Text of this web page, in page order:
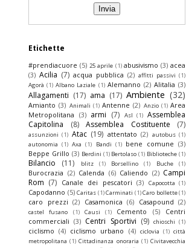
Etichette
#prendiacuore (5) 25 aprile (1) abusivismo (3) acea
(3) Acilia (7) acqua pubblica (2) affitti passivi (1)
Agorà (1) Albano Laziale (1) Alemanno (2) Alitalia (3)
Allagamenti (17) ama (17) Ambiente (32)
Amianto (3) Animali (1) Antenne (2) Anzio (1) Area
Metropolitana (3) armi (7) Asl (1) Assemblea
Capitolina
(8) Assemblea Costituente (7)
assunzioni (1) Atac (19) attentato (2) autobus (1)
autonomia (1) Axa (1) Bandi (1) bene comune (3)
Beppe Grillo (3) Berdini (1) Bertolaso (1) Biblioteche (1)
Bilancio (11) blitz (1) Borsellino (1) Buche (1)
Burocrazia (2) Calenda (6) Caliendo (2) Campi
Rom (7) Canale dei pescatori (3) Capocotta (1)
Capodanno (5) Caritas (1)Carminati (1)Caro bollette(1)
caro prezzi (2) Casamonica (6) Casapound (2)
castel fusano (1) Causi (1) Cemento (5)
Centri
commerciali (3) Centri Sportivi (9) chioschi (1)
ciclismo (4) ciclismo urbano (4) ciclovia (1) città
metropolitana (1) Cittadinanza onoraria (1) Civitavecchia